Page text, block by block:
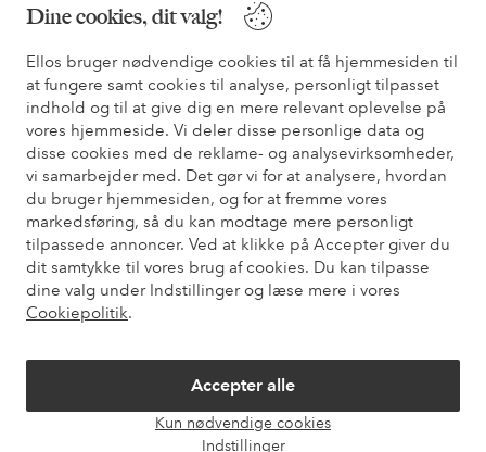
Dine cookies, dit valg!
Ellos bruger nødvendige cookies til at få hjemmesiden til
at fungere samt cookies til analyse, personligt tilpasset
indhold og til at give dig en mere relevant oplevelse på
vores hjemmeside. Vi deler disse personlige data og
disse cookies med de reklame- og analysevirksomheder,
vi samarbejder med. Det gør vi for at analysere, hvordan
du bruger hjemmesiden, og for at fremme vores
markedsføring, så du kan modtage mere personligt
tilpassede annoncer. Ved at klikke på Accepter giver du
dit samtykke til vores brug af cookies. Du kan tilpasse
dine valg under Indstillinger og læse mere i vores
Cookiepolitik.
Accepter alle
Kun nødvendige cookies
Indstillinger
Har du brug for hjælp?
Du kan finde svar på de oftest stillede spørgsmål i vores FAQ.
Du kan også finde oplysninger om, hvordan du kontakter os.
Kundeservice Bestilling Betalingsmåde
Mine sider